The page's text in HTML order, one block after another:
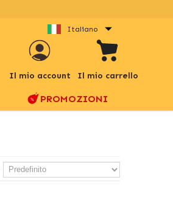
Italiano
Il mio account Il mio carrello
PROMOZIONI